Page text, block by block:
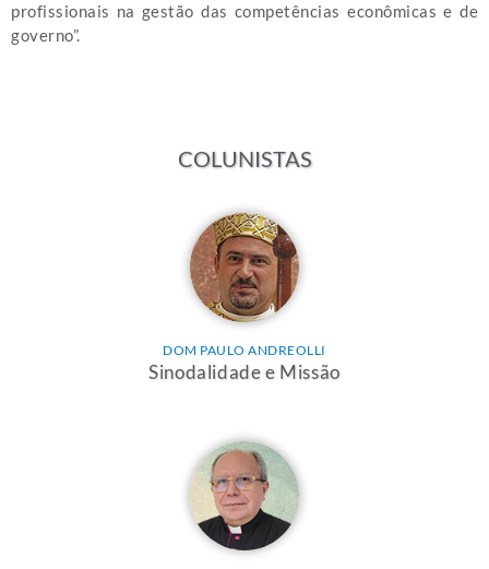
profissionais na gestão das competências econômicas e de
governo”.
COLUNISTAS
DOM PAULO ANDREOLLI
Sinodalidade e Missão